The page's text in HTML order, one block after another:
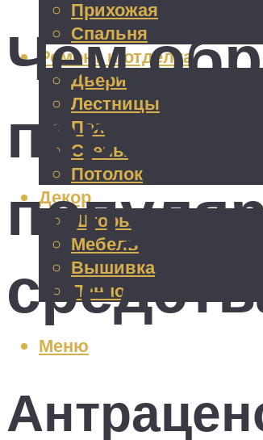
Прихожая
Спальня
Ремонт и отделка
Двери
Лестницы
Пол
Стены
Потолок
Декор
Шторы
Мебель
Вышивка
Панно
Меню
Чем
перед